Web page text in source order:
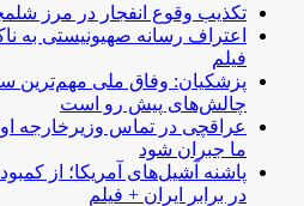
تکذیب وقوع انفجار در مرز
اعتراف رسانه صهیونیستی به
فیلم
پزشکیان: وفاق ملی مهم‌ترین
چالش‌های پیش رو است
عراقچی در تماس وزیرخارجه
ما جبران شود
پاشنه آشیل‌های آمریکا؛ از
در برابر ایران + فیلم